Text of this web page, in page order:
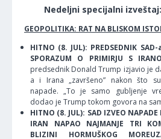
Nedeljni specijalni izveštaj:
GEOPOLITIKA: RAT NA BLISKOM
HITNO (8. JUL): PREDSEDNIK
SPORAZUM O PRIMIRJU S
predsednik Donald Trump izjavio je
a i Irana „završeno” nakon što
napade. „To je samo gubljenje
dodao je Trump tokom govora na
HITNO (8. JUL): SAD IZVEO
IRAN NAPAO NAJMANJE TRI
BLIZINI HORMUŠKOG